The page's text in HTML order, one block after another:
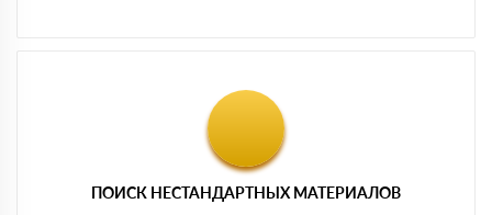
ПОИСК НЕСТАНДАРТНЫХ МАТЕРИАЛОВ